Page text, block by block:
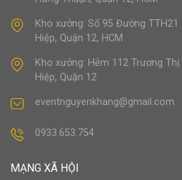
Kho xưởng: Số 95 Đường TTH21
Hiệp, Quận 12, HCM
Kho xưởng: Hẻm 112 Trương
Hiệp, Quận 12
eventnguyenkhang@gmail.com
0933.653.754
MẠNG XÃ HỘI